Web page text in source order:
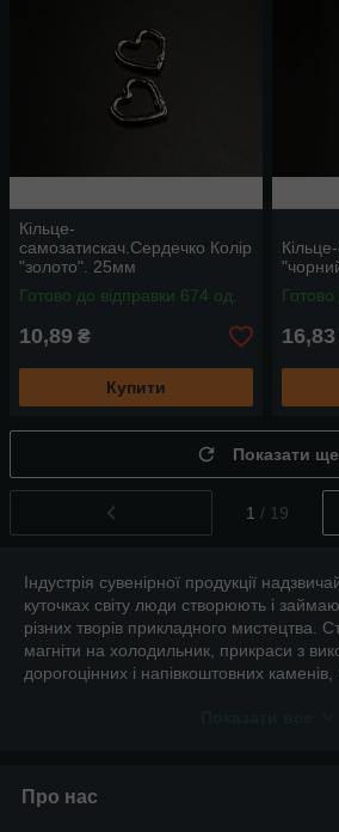
Кільце-
самозатискач.Сердечко Колір
"золото". 25мм
Готово до відправки 674 од.
10,89 ₴
Купити
Готово
16,83
Показати ще
1 / 19
Індустрія сувенірної продукції
куточках світу люди створюють і
різних творів прикладного мистецтва.
магніти на холодильник, прикраси з
дорогоцінних і напівкоштовних
Однак, для того щоб створити будь-який
Про нас